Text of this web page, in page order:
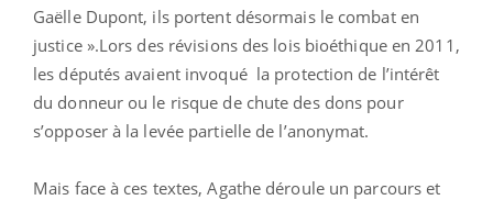
Gaëlle Dupont, ils portent désormais le combat en
justice ».Lors des révisions des lois bioéthique en 2011,
les députés avaient invoqué la protection de l’intérêt
du donneur ou le risque de chute des dons pour
s’opposer à la levée partielle de l’anonymat.
Mais face à ces textes, Agathe déroule un parcours et